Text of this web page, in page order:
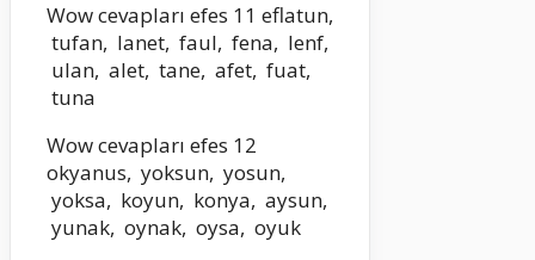
Wow cevapları efes 11 eflatun,
tufan, lanet, faul, fena, lenf,
ulan, alet, tane, afet, fuat,
tuna
Wow cevapları efes 12
okyanus, yoksun, yosun,
yoksa, koyun, konya, aysun,
yunak, oynak, oysa, oyuk